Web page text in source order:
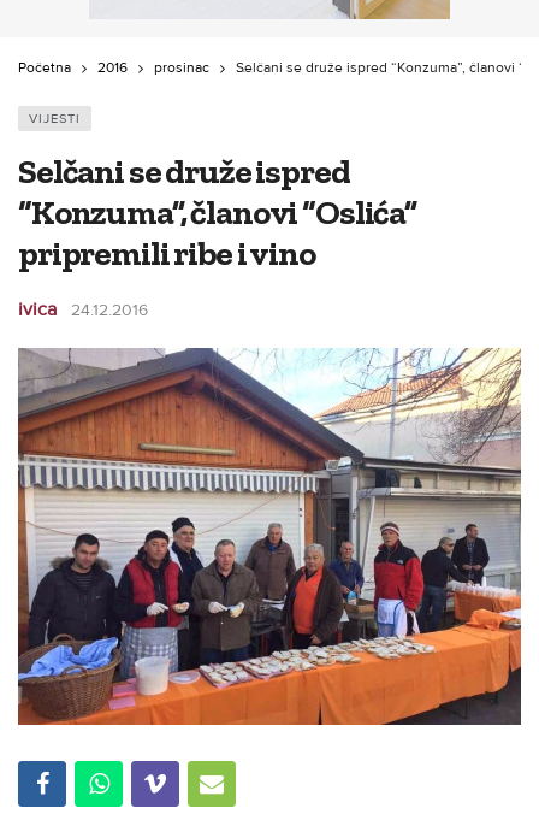
Početna 2016 prosinac Selčani se druže ispred “Konzuma”, članovi
VIJESTI
Selčani se druže ispred
“Konzuma”, članovi “Oslića”
pripremili ribe i vino
ivica 24.12.2016